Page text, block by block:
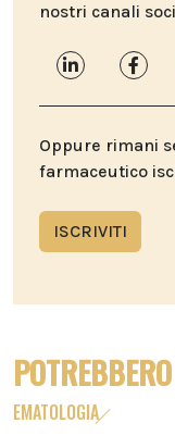
nostri canali
Oppure rimani
farmaceutico
ISCRIVITI
EMATOLOGIA